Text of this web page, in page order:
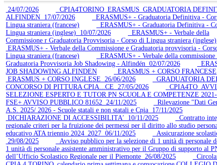
24/07/2026
CPIA4TORINO_ERASMUS_GRADUATORIA
ALFINDEN 17/07/2026
ERASMUS+ - Graduatoria Definitiva -
Lingua straniera (francese)
ERASMUS+ - Graduatoria Definitiva -
Lingua straniera (inglese) 10/07/2026
ERASMUS+ - Verbale della
Commissione r Graduatoria Provvisoria - Corso di Lingua straniera (inglese)
ERASMUS+ - Verbale della Commissione e Graduatoria provvisoria -
Lingua straniera (francese)
ERASMUS+ - Verbale della commissione
Graduatoria Provvisoria Job Shadowing - Alfindén 02/07/2026
JOB SHADOWING ALFINDEN
ERASMUS + CORSO FRANCESE
ERASMUS + CORSO INGLESE 26/06/2026
GRADUATORIA
CONCORSO DI PITTURA CPIA...CE 27/05/2026
SELEZIONE ESPERTO E TUTOR PN SCUOLA E COMPETENZE
FSE+ AVVISO PUBBLICO 81652 24/11/2025
Rilevazione "Dati
A.S. 2025/ 2026 - Scuole statali e non statali e Cpia 17/11/2025
DICHIARAZIONE DI ACCESSIBILITA′ 10/11/2025
Contratto
regionale criteri per la fruizione dei permessi per il diritto allo studio
educativo ATA triennio 2024_2027 06/11/2025
Assicurazione
29/08/2025
Avviso pubblico per la selezione di 1 unità di personale
1 unità di personale assistente amministrativo per il Gruppo di supporto al
dell’Ufficio Scolastico Regionale per il Piemonte 26/08/2025